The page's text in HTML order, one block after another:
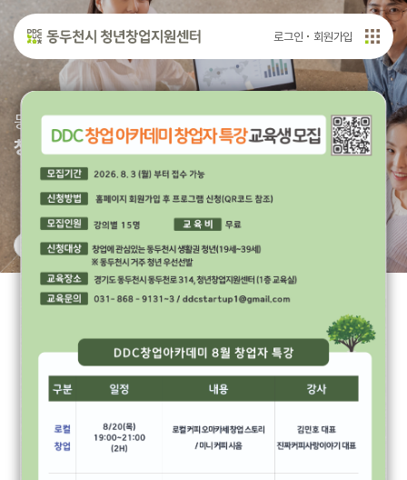
로그인 회원가입
동두천시 청년창업지원센터에서
청년창업의 꿈을 지원합니다.
공지사항
2026-08-01
2026-08-01
2026-07-31